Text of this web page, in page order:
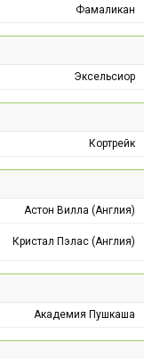
Фамаликан
Эксельсиор
Кортрейк
Астон Вилла (Англия)
Кристал Пэлас (Англия)
Академия Пушкаша